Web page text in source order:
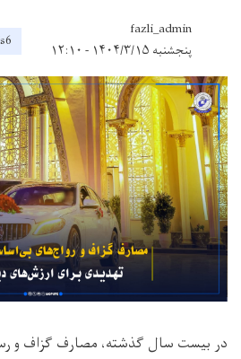
fazli_admin
پنجشنبه ۱۴۰۴/۳/۱۵ - ۱۲:۱۰
در بیست سال گذشته، مصارف گزاف و